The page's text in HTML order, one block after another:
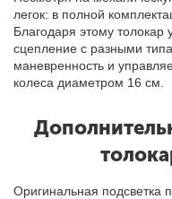
легок: в полной
Благодаря этому
сцепление с разными
маневренность и
колеса диаметром 16 см.
Оригинальная подсветка